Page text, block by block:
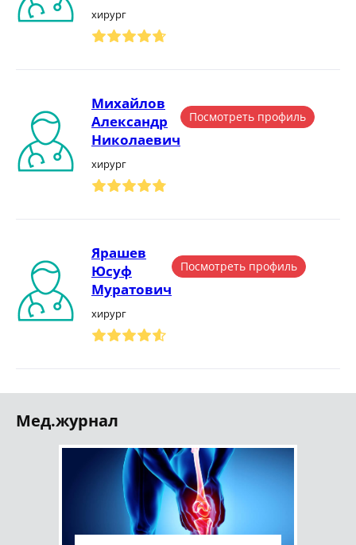
хирург
Михайлов
Александр
Николаевич
хирург
Посмотреть профиль
Ярашев
Юсуф
Муратович
хирург
Посмотреть профиль
Мед.журнал